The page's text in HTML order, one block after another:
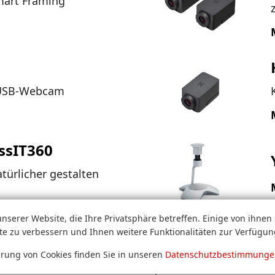
Website, die Ihre Privatsphäre betreffen. Einige von ihnen
zu verbessern und Ihnen weitere Funktionalitäten zur
von Cookies finden Sie in unseren
Webcam
gestalten